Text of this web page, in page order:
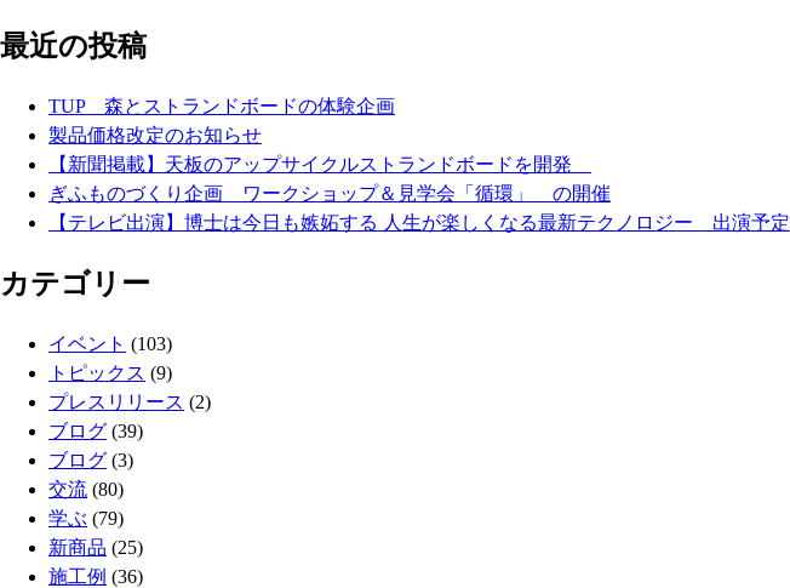
最近の投稿
TUP 森とストランドボードの体験企画
製品価格改定のお知らせ
【新聞掲載】天板のアップサイクルストランドボードを開発
ぎふものづくり企画 ワークショップ＆見学会「循環」 の開催
【テレビ出演】博士は今日も嫉妬する 人生が楽しくなる最新テクノロジー 出演予定
カテゴリー
イベント (103)
トピックス (9)
プレスリリース (2)
ブログ (39)
ブログ (3)
交流 (80)
学ぶ (79)
新商品 (25)
施工例 (36)